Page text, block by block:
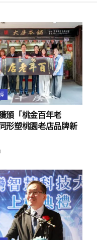
頒「桃金百年老
形塑桃園老店品牌新